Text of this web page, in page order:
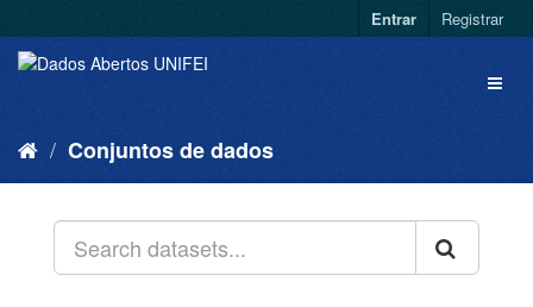
Entrar Registrar
Conjuntos de dados